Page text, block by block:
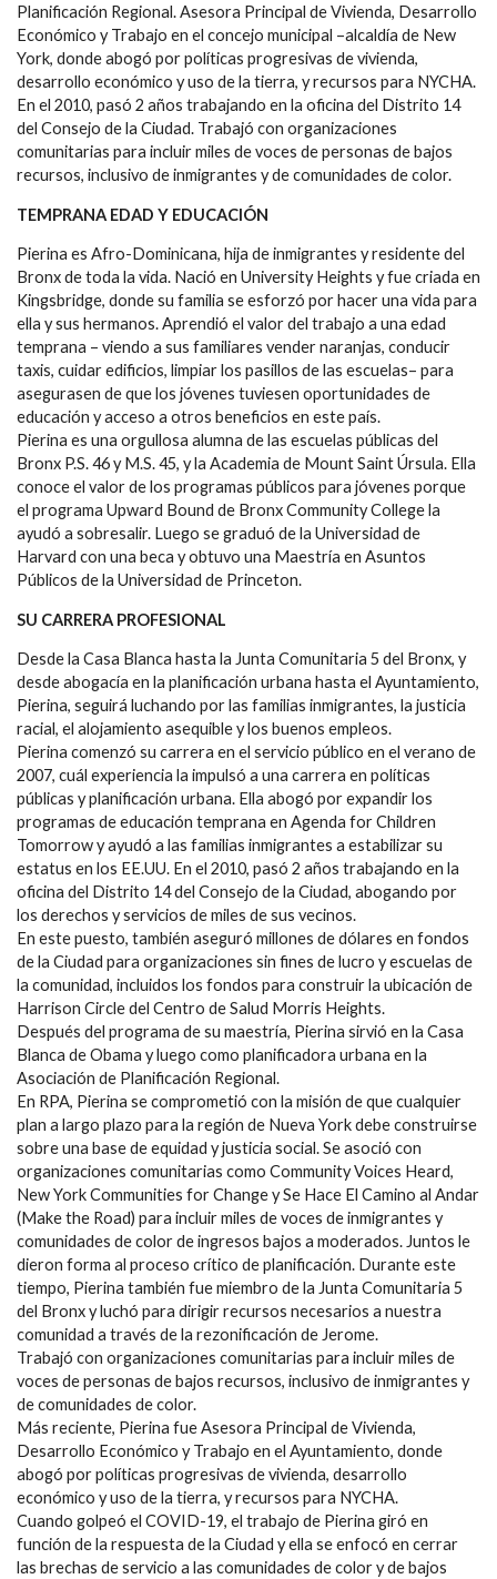
Planificación Regional. Asesora Principal de Vivienda, Desarrollo
Económico y Trabajo en el concejo municipal –alcaldía de New
York, donde abogó por políticas progresivas de vivienda,
desarrollo económico y uso de la tierra, y recursos para NYCHA.
En el 2010, pasó 2 años trabajando en la oficina del Distrito 14
del Consejo de la Ciudad. Trabajó con organizaciones
comunitarias para incluir miles de voces de personas de bajos
recursos, inclusivo de inmigrantes y de comunidades de color.
TEMPRANA EDAD Y EDUCACIÓN
Pierina es Afro-Dominicana, hija de inmigrantes y residente del
Bronx de toda la vida. Nació en University Heights y fue criada en
Kingsbridge, donde su familia se esforzó por hacer una vida para
ella y sus hermanos. Aprendió el valor del trabajo a una edad
temprana – viendo a sus familiares vender naranjas, conducir
taxis, cuidar edificios, limpiar los pasillos de las escuelas– para
asegurasen de que los jóvenes tuviesen oportunidades de
educación y acceso a otros beneficios en este país.
Pierina es una orgullosa alumna de las escuelas públicas del
Bronx P.S. 46 y M.S. 45, y la Academia de Mount Saint Úrsula. Ella
conoce el valor de los programas públicos para jóvenes porque
el programa Upward Bound de Bronx Community College la
ayudó a sobresalir. Luego se graduó de la Universidad de
Harvard con una beca y obtuvo una Maestría en Asuntos
Públicos de la Universidad de Princeton.
SU CARRERA PROFESIONAL
Desde la Casa Blanca hasta la Junta Comunitaria 5 del Bronx, y
desde abogacía en la planificación urbana hasta el Ayuntamiento,
Pierina, seguirá luchando por las familias inmigrantes, la justicia
racial, el alojamiento asequible y los buenos empleos.
Pierina comenzó su carrera en el servicio público en el verano de
2007, cuál experiencia la impulsó a una carrera en políticas
públicas y planificación urbana. Ella abogó por expandir los
programas de educación temprana en Agenda for Children
Tomorrow y ayudó a las familias inmigrantes a estabilizar su
estatus en los EE.UU. En el 2010, pasó 2 años trabajando en la
oficina del Distrito 14 del Consejo de la Ciudad, abogando por
los derechos y servicios de miles de sus vecinos.
En este puesto, también aseguró millones de dólares en fondos
de la Ciudad para organizaciones sin fines de lucro y escuelas de
la comunidad, incluidos los fondos para construir la ubicación de
Harrison Circle del Centro de Salud Morris Heights.
Después del programa de su maestría, Pierina sirvió en la Casa
Blanca de Obama y luego como planificadora urbana en la
Asociación de Planificación Regional.
En RPA, Pierina se comprometió con la misión de que cualquier
plan a largo plazo para la región de Nueva York debe construirse
sobre una base de equidad y justicia social. Se asoció con
organizaciones comunitarias como Community Voices Heard,
New York Communities for Change y Se Hace El Camino al Andar
(Make the Road) para incluir miles de voces de inmigrantes y
comunidades de color de ingresos bajos a moderados. Juntos le
dieron forma al proceso crítico de planificación. Durante este
tiempo, Pierina también fue miembro de la Junta Comunitaria 5
del Bronx y luchó para dirigir recursos necesarios a nuestra
comunidad a través de la rezonificación de Jerome.
Trabajó con organizaciones comunitarias para incluir miles de
voces de personas de bajos recursos, inclusivo de inmigrantes y
de comunidades de color.
Más reciente, Pierina fue Asesora Principal de Vivienda,
Desarrollo Económico y Trabajo en el Ayuntamiento, donde
abogó por políticas progresivas de vivienda, desarrollo
económico y uso de la tierra, y recursos para NYCHA.
Cuando golpeó el COVID-19, el trabajo de Pierina giró en
función de la respuesta de la Ciudad y ella se enfocó en cerrar
las brechas de servicio a las comunidades de color y de bajos